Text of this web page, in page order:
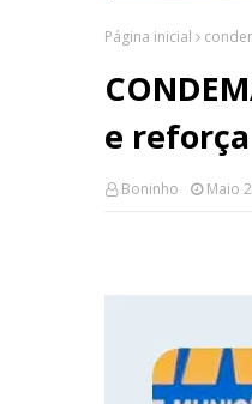
Página inicial
e
Boninho Maio